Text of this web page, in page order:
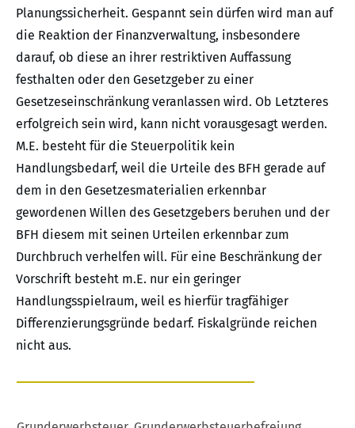
Planungssicherheit. Gespannt sein dürfen wird man auf
die Reaktion der Finanzverwaltung, insbesondere
darauf, ob diese an ihrer restriktiven Auffassung
festhalten oder den Gesetzgeber zu einer
Gesetzeseinschränkung veranlassen wird. Ob Letzteres
erfolgreich sein wird, kann nicht vorausgesagt werden.
M.E. besteht für die Steuerpolitik kein
Handlungsbedarf, weil die Urteile des BFH gerade auf
dem in den Gesetzesmaterialien erkennbar
gewordenen Willen des Gesetzgebers beruhen und der
BFH diesem mit seinen Urteilen erkennbar zum
Durchbruch verhelfen will. Für eine Beschränkung der
Vorschrift besteht m.E. nur ein geringer
Handlungsspielraum, weil es hierfür tragfähiger
Differenzierungsgründe bedarf. Fiskalgründe reichen
nicht aus.